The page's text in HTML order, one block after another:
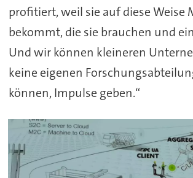
profitiert, weil sie auf diese Weise
bekommt, die sie brauchen und
Und wir können kleineren
keine eigenen
können, Impulse geben.“